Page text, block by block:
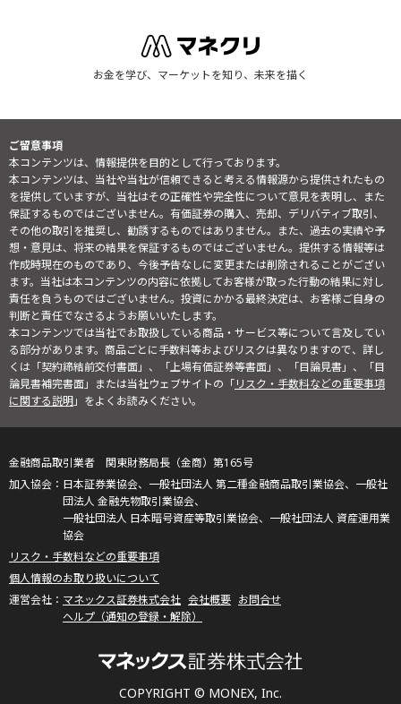
お金を学び、マーケットを知り、未来を描く
ご留意事項
本コンテンツは、情報提供を目的として行っております。
本コンテンツは、当社や当社が信頼できると考える情報源から提供されたもの
を提供していますが、当社はその正確性や完全性について意見を表明し、また
保証するものではございません。有価証券の購入、売却、デリバティブ取引、
その他の取引を推奨し、勧誘するものではありません。また、過去の実績や予
想・意見は、将来の結果を保証するものではございません。提供する情報等は
作成時現在のものであり、今後予告なしに変更または削除されることがござい
ます。当社は本コンテンツの内容に依拠してお客様が取った行動の結果に対し
責任を負うものではございません。投資にかかる最終決定は、お客様ご自身の
判断と責任でなさるようお願いいたします。
本コンテンツでは当社でお取扱している商品・サービス等について言及してい
る部分があります。商品ごとに手数料等およびリスクは異なりますので、詳し
くは「契約締結前交付書面」、「上場有価証券等書面」、「目論見書」、「目
論見書補完書面」または当社ウェブサイトの「リスク・手数料などの重要事項
に関する説明」をよくお読みください。
COPYRIGHT © MONEX, Inc.
金融商品取引業者 関東財務局長（金商）第165号
日本証券業協会、一般社団法人 第二種金融商品取引業協会、一般社
団法人 金融先物取引業協会、
一般社団法人 日本暗号資産等取引業協会、一般社団法人 資産運用業
協会
リスク・手数料などの重要事項
個人情報のお取り扱いについて
マネックス証券株式会社 会社概要 お問合せ
ヘルプ（通知の登録・解除）